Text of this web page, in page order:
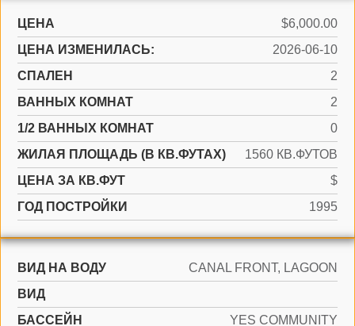
ЦЕНА
$6,000.00
ЦЕНА ИЗМЕНИЛАСЬ:
2026-06-10
СПАЛЕН
2
ВАННЫХ КОМНАТ
2
1/2 ВАННЫХ КОМНАТ
0
ЖИЛАЯ ПЛОЩАДЬ (В КВ.ФУТАХ)
1560 КВ.ФУТОВ
ЦЕНА ЗА КВ.ФУТ
$
ГОД ПОСТРОЙКИ
1995
ВИД НА ВОДУ
CANAL FRONT, LAGOON
ВИД
БАССЕЙН
YES COMMUNITY